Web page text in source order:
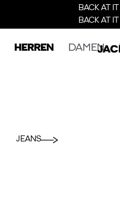
BACK AT
BACK AT
HERREN DAMEN
JEANS